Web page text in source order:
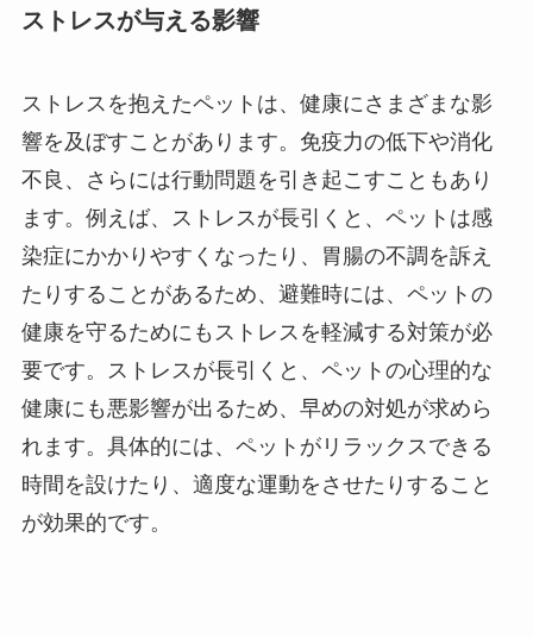
ストレスが与える影響
ストレスを抱えたペットは、健康にさまざまな影
響を及ぼすことがあります。免疫力の低下や消化
不良、さらには行動問題を引き起こすこともあり
ます。例えば、ストレスが長引くと、ペットは感
染症にかかりやすくなったり、胃腸の不調を訴え
たりすることがあるため、避難時には、ペットの
健康を守るためにもストレスを軽減する対策が必
要です。ストレスが長引くと、ペットの心理的な
健康にも悪影響が出るため、早めの対処が求めら
れます。具体的には、ペットがリラックスできる
時間を設けたり、適度な運動をさせたりすること
が効果的です。